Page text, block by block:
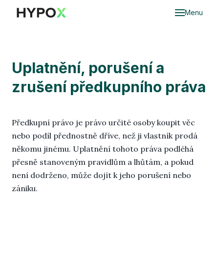
Menu
Uplatnění, porušení a
zrušení předkupního práva
Předkupní právo je právo určité osoby koupit věc
nebo podíl přednostně dříve, než ji vlastník prodá
někomu jinému. Uplatnění tohoto práva podléhá
přesně stanoveným pravidlům a lhůtám, a pokud
není dodrženo, může dojít k jeho porušení nebo
zániku.